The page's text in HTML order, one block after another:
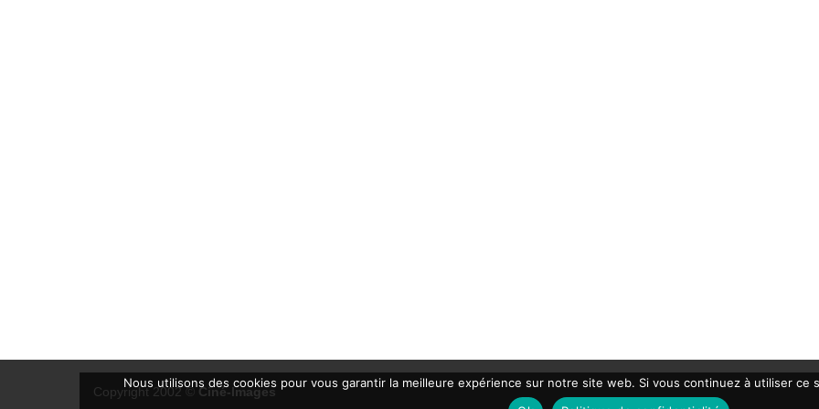
Copyright 2002 ©Ciné-Images
Nous utilisons des cookies pour vous garantir la meilleure expérience sur notre site web. Si vous continuez à utiliser